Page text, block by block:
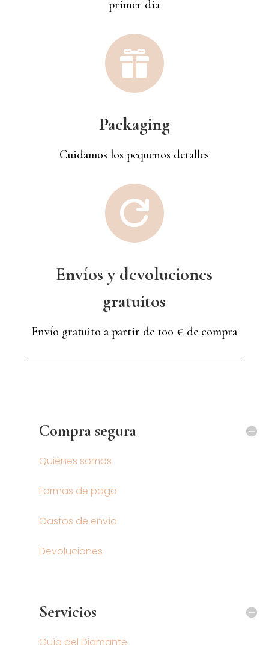
primer dia

Packaging
Cuidamos los pequeños detalles

Envíos y devoluciones
gratuitos
Envío gratuito a partir de 100 € de compra
Compra segura
Quiénes somos
Formas de pago
Gastos de envío
Devoluciones
Servicios
Guía del Diamante